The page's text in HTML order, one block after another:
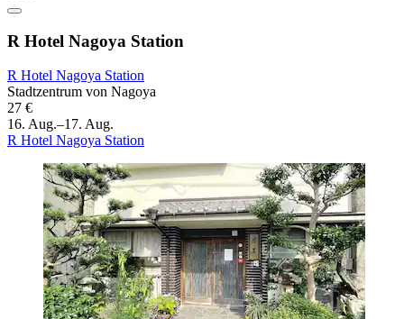
R Hotel Nagoya Station
R Hotel Nagoya Station
Stadtzentrum von Nagoya
27 €
16. Aug.–17. Aug.
R Hotel Nagoya Station